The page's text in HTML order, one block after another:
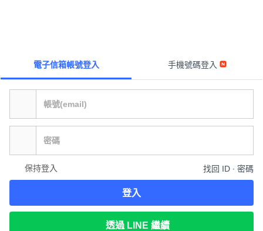
電子信箱帳號登入 手機號碼登入
保持登入 找回 ID ∙ 密碼
登入
透過 LINE 繼續